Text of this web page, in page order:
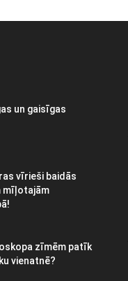
un gaisīgas
vīrieši baidās
mīļotajām
zīmēm patīk
vienatnē?